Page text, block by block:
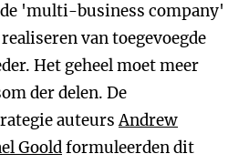
'multi-business company'
van toegevoegde
Het geheel moet meer
der delen. De
auteursAndrew
Gooldformuleerden dit